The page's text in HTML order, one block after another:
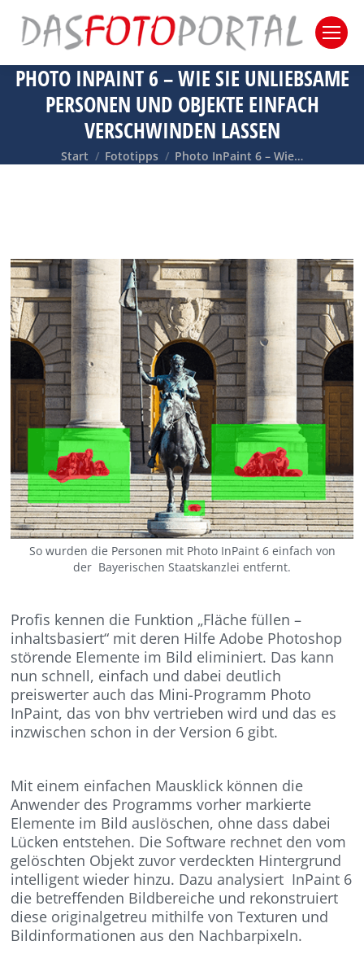
PHOTO INPAINT 6 – WIE SIE UNLIEBSAME
PERSONEN UND OBJEKTE EINFACH
VERSCHWINDEN LASSEN
Sie befinden sich hier:
Start Fototipps Photo InPaint 6 – Wie…
So wurden die Personen mit Photo InPaint 6 einfach von
der Bayerischen Staatskanzlei entfernt.
Profis kennen die Funktion „Fläche füllen –
inhaltsbasiert“ mit deren Hilfe Adobe Photoshop
störende Elemente im Bild eliminiert. Das kann
nun schnell, einfach und dabei deutlich
preiswerter auch das Mini-Programm Photo
InPaint, das von bhv vertrieben wird und das es
inzwischen schon in der Version 6 gibt.
Mit einem einfachen Mausklick können die
Anwender des Programms vorher markierte
Elemente im Bild auslöschen, ohne dass dabei
Lücken entstehen. Die Software rechnet den vom
gelöschten Objekt zuvor verdeckten Hintergrund
intelligent wieder hinzu. Dazu analysiert InPaint 6
die betreffenden Bildbereiche und rekonstruiert
diese originalgetreu mithilfe von Texturen und
Bildinformationen aus den Nachbarpixeln.